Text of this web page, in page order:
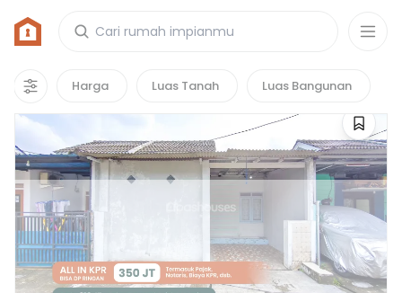
Harga Luas Tanah Luas Bangunan
Rumah di Serdang Kulon, Kabupaten
Tangerang